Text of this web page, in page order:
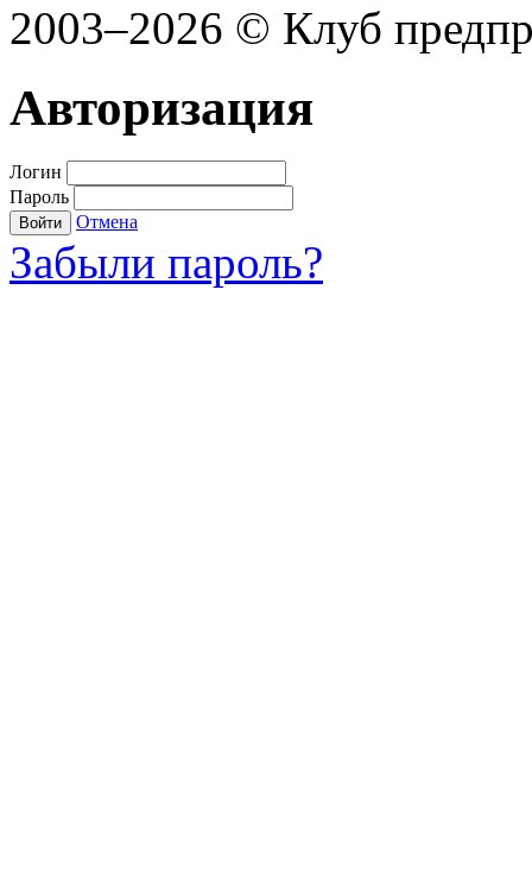
2003–2026 © Клуб
Авторизация
Логин
Пароль
Войти Отмена
Забыли пароль?